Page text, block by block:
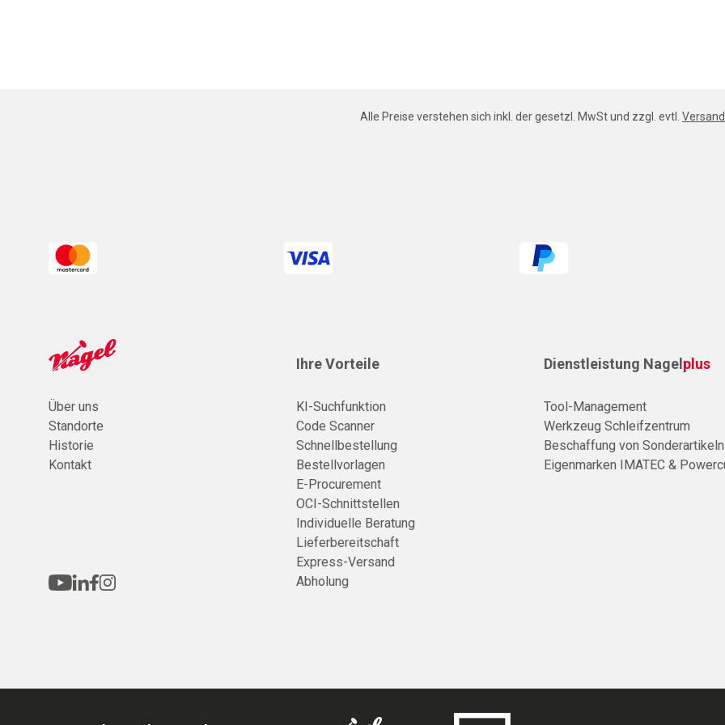
Alle Preise verstehen sich inkl. der gesetzl. MwSt und zzgl. evtl. Versand
Über uns
Standorte
Historie
Kontakt
Ihre Vorteile
KI-Suchfunktion
Code Scanner
Schnellbestellung
Bestellvorlagen
E-Procurement
OCI-Schnittstellen
Individuelle Beratung
Lieferbereitschaft
Express-Versand
Abholung
Dienstleistung Nagel plus
Tool-Management
Werkzeug Schleifzentrum
Beschaffung von Sonderartikeln
Eigenmarken IMATEC &